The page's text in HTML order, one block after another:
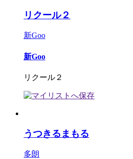
リクール２
新Goo
新Goo
リクール２
うつきるまもる
多朗